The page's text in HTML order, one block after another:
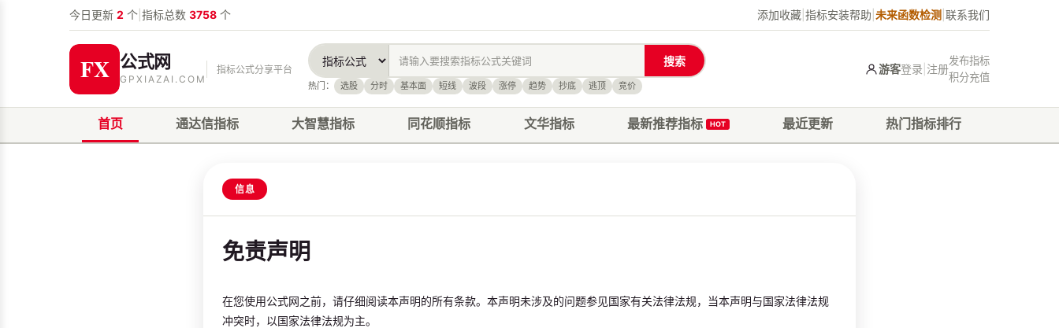
今日更新 2 个 指标总数 3758 个 添加收藏 指标安装帮助 未来函数检测 联系我们
公式网
GPXIAZAI.COM
指标公式分享平台
搜索
热门： 选股 分时 基本面 短线 波段 涨停 趋势 抄底 逃顶 竞价
游客登录 注册
发布指标
积分充值
首页 通达信指标 大智慧指标 同花顺指标 文华指标 最新推荐指标 HOT 最近更新 热门指标排行
信息
免责声明
在您使用公式网之前，请仔细阅读本声明的所有条款。本声明未涉及的问题参见国家有关法律法规，当本声明与国家法律法规
冲突时，以国家法律法规为主。